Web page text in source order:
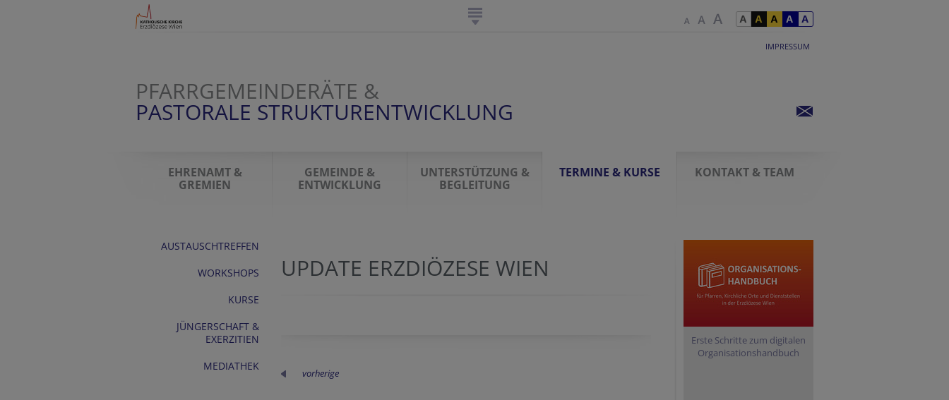
IMPRESSUM
PFARRGEMEINDERÄTE &
PASTORALE STRUKTURENTWICKLUNG
EHRENAMT &
GREMIEN
GEMEINDE &
ENTWICKLUNG
UNTERSTÜTZUNG &
BEGLEITUNG
TERMINE & KURSE KONTAKT & TEAM
AUSTAUSCHTREFFEN
WORKSHOPS
KURSE
JÜNGERSCHAFT &
EXERZITIEN
MEDIATHEK
UPDATE ERZDIÖZESE WIEN
vorherige
Erste Schritte zum digitalen
Organisationshandbuch